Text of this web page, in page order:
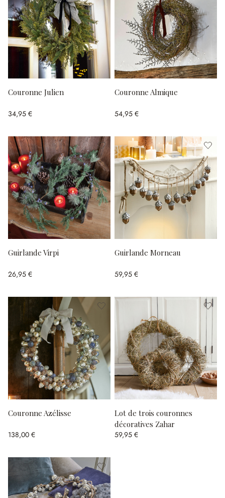
Couronne Julien
34,95 €
Couronne Almique
54,95 €
Guirlande Virpi
26,95 €
Guirlande Morneau
59,95 €
Couronne Azélisse
138,00 €
Lot de trois couronnes
décoratives Zahar
59,95 €